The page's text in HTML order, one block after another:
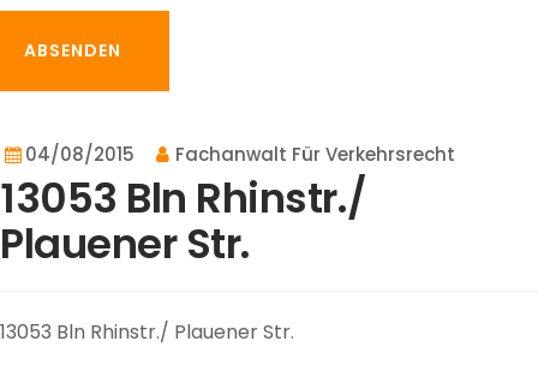
ABSENDEN
04/08/2015 Fachanwalt Für Verkehrsrecht
13053 Bln Rhinstr./
Plauener Str.
13053 Bln Rhinstr./ Plauener Str.